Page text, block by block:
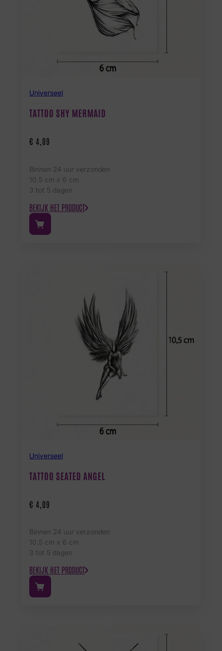
Universeel
TATTOO SHY MERMAID
€ 4,09
Binnen 24 uur verzonden
10.5 cm x 6 cm
3 tot 5 dagen
BEKIJK HET PRODUCT
Universeel
TATTOO SEATED ANGEL
€ 4,09
Binnen 24 uur verzonden
10.5 cm x 6 cm
3 tot 5 dagen
BEKIJK HET PRODUCT